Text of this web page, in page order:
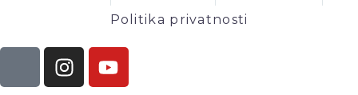
Politika privatnosti